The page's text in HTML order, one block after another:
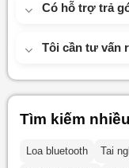
Có hỗ trợ trả
Tôi cần tư vấn
Tìm kiếm nhiều
Loa bluetooth Tai